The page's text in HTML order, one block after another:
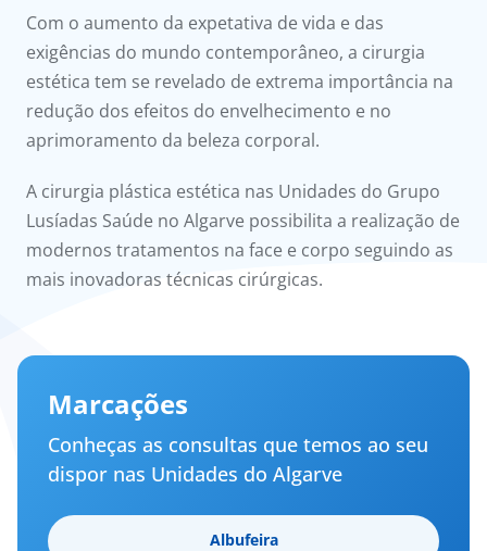
a nósCom o aumento da expetativa de vida e das
exigências do mundo contemporâneo, a cirurgia
estética tem se revelado de extrema importância na
redução dos efeitos do envelhecimento e no
aprimoramento da beleza corporal.
A cirurgia plástica estética nas Unidades do Grupo
Lusíadas Saúde no Algarve possibilita a realização de
modernos tratamentos na face e corpo seguindo as
mais inovadoras técnicas cirúrgicas.
Marcações
Conheças as consultas que temos ao seu
dispor nas Unidades do Algarve
Albufeira